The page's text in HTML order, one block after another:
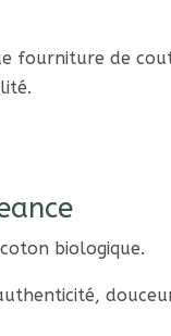
fourniture de
biologique.